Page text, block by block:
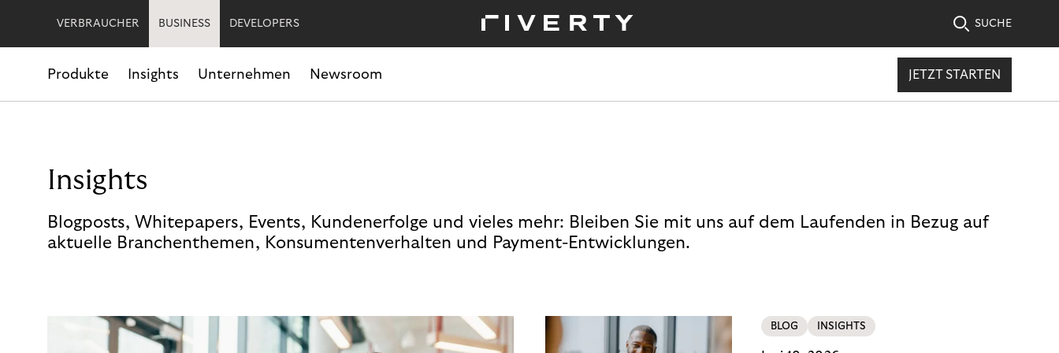
VERBRAUCHER BUSINESS DEVELOPERS SUCHE
Produkte Insights Unternehmen Newsroom JETZT STARTEN
Insights
Blogposts, Whitepapers, Events, Kundenerfolge und vieles mehr: Bleiben Sie mit uns auf dem Laufenden in Bezug auf
aktuelle Branchenthemen, Konsumentenverhalten und Payment-Entwicklungen.
BLOG INSIGHTS